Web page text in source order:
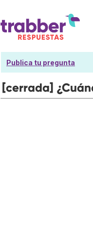
Publica tu pregunta
[cerrada]